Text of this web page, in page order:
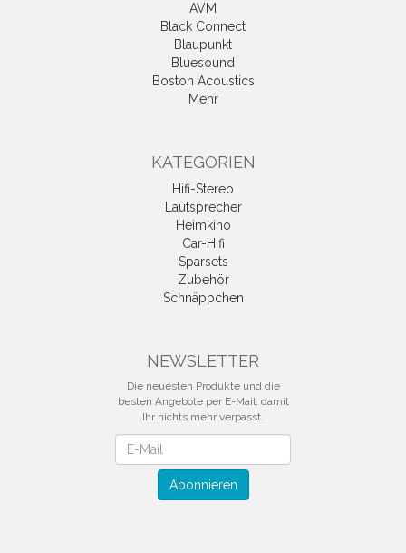
AVM
Black Connect
Blaupunkt
Bluesound
Boston Acoustics
Mehr
KATEGORIEN
Hifi-Stereo
Lautsprecher
Heimkino
Car-Hifi
Sparsets
Zubehör
Schnäppchen
NEWSLETTER
Die neuesten Produkte und die
besten Angebote per E-Mail, damit
Ihr nichts mehr verpasst.
Abonnieren